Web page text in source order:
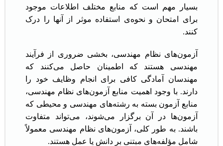
بسیار مهم است که منابع مختلف اطلاعات موجود
برای امتحان و نحوه‌ی استفاده موثر از آنها را درک
کنند.
آزمون‌های نظام مهندسی، بخشی ضروری از فرآیند
مهندسی هستند که اطمینان حاصل می‌کنند که
مهندسان آمادگی کافی برای انجام وظایف خود را
دارند. با وجود اهمیت منابع آزمون‌های نظام مهندسی،
منابع آزمون بسته به رشته‌های مهندسی و محیطی که
آزمون‌ها در آن برگزار می‌شوند، می‌تواند متفاوت
باشند. به طور کلی، آزمون‌های نظام مهندسی معمولاً
شامل مؤلفه‌های مبتنی بر دانش یا عمل هستند.